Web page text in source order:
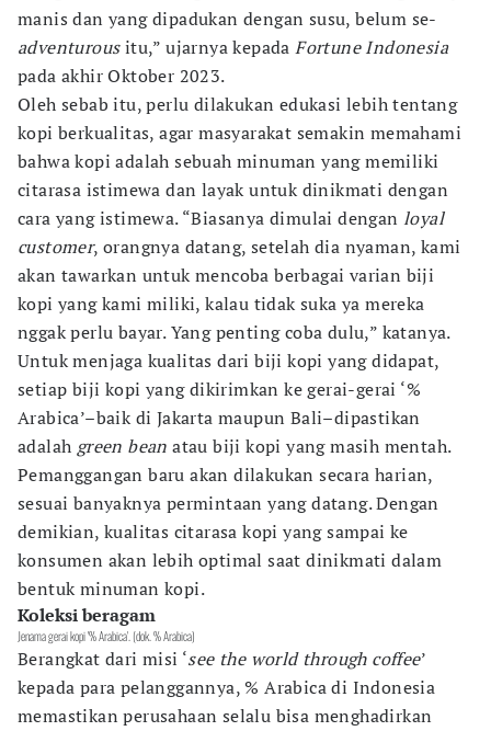
manis dan yang dipadukan dengan susu, belum se-
adventurousitu,” ujarnya kepadaFortune Indonesia
pada akhir Oktober 2023.
Oleh sebab itu, perlu dilakukan edukasi lebih tentang
kopi berkualitas, agar masyarakat semakin memahami
bahwa kopi adalah sebuah minuman yang memiliki
citarasa istimewa dan layak untuk dinikmati dengan
cara yang istimewa. “Biasanya dimulai dengan loyal
customer, orangnya datang, setelah dia nyaman, kami
akan tawarkan untuk mencoba berbagai varian biji
kopi yang kami miliki, kalau tidak suka ya mereka
nggak perlu bayar. Yang penting coba dulu,” katanya.
Untuk menjaga kualitas dari biji kopi yang didapat,
setiap biji kopi yang dikirimkan ke gerai-gerai ‘%
Arabica’–baik di Jakarta maupun Bali–dipastikan
adalah green bean atau biji kopi yang masih mentah.
Pemanggangan baru akan dilakukan secara harian,
sesuai banyaknya permintaan yang datang. Dengan
demikian, kualitas citarasa kopi yang sampai ke
konsumen akan lebih optimal saat dinikmati dalam
bentuk minuman kopi.
Koleksi beragam
Jenama gerai kopi '% Arabica'. (dok. % Arabica)
Berangkat dari misi ‘see the world through coffee’
kepada para pelanggannya, % Arabica di Indonesia
memastikan perusahaan selalu bisa menghadirkan